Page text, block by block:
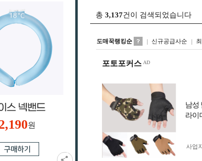
원
총 3,137건이 검색되었습니다
도매꾹랭킹순 신규공급사순
포토포커스
남성
라이
사업